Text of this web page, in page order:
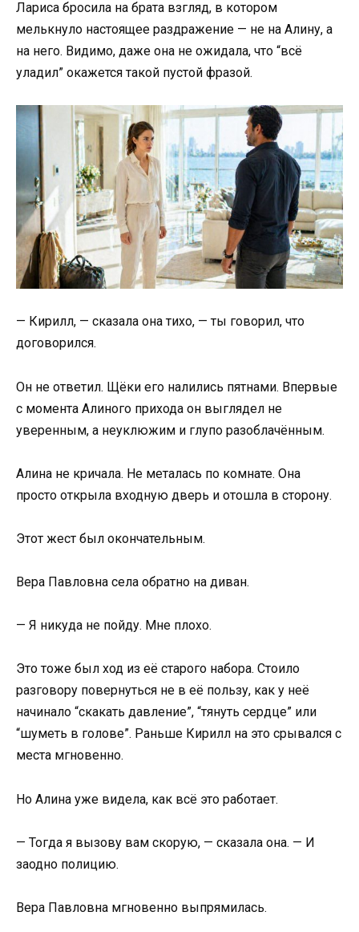
Лариса бросила на брата взгляд, в котором
мелькнуло настоящее раздражение — не на Алину, а
на него. Видимо, даже она не ожидала, что “всё
уладил” окажется такой пустой фразой.
— Кирилл, — сказала она тихо, — ты говорил, что
договорился.
Он не ответил. Щёки его налились пятнами. Впервые
с момента Алиного прихода он выглядел не
уверенным, а неуклюжим и глупо разоблачённым.
Алина не кричала. Не металась по комнате. Она
просто открыла входную дверь и отошла в сторону.
Этот жест был окончательным.
Вера Павловна села обратно на диван.
— Я никуда не пойду. Мне плохо.
Это тоже был ход из её старого набора. Стоило
разговору повернуться не в её пользу, как у неё
начинало “скакать давление”, “тянуть сердце” или
“шуметь в голове”. Раньше Кирилл на это срывался с
места мгновенно.
Но Алина уже видела, как всё это работает.
— Тогда я вызову вам скорую, — сказала она. — И
заодно полицию.
Вера Павловна мгновенно выпрямилась.